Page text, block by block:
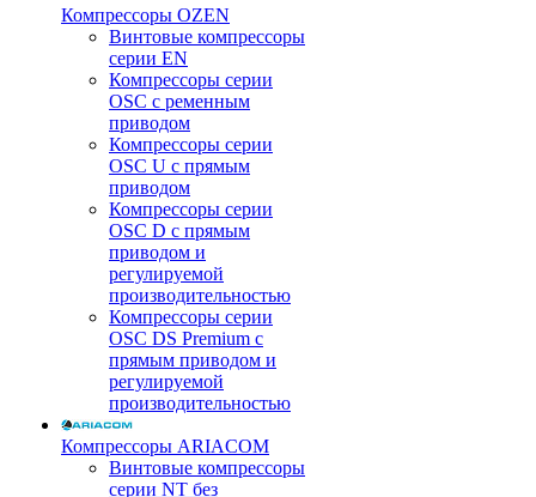
Компрессоры OZEN
Винтовые компрессоры
серии EN
Компрессоры серии
OSC с ременным
приводом
Компрессоры серии
OSC U с прямым
приводом
Компрессоры серии
OSC D с прямым
приводом и
регулируемой
производительностью
Компрессоры серии
OSC DS Premium с
прямым приводом и
регулируемой
производительностью
Компрессоры ARIACOM
Винтовые компрессоры
серии NT без